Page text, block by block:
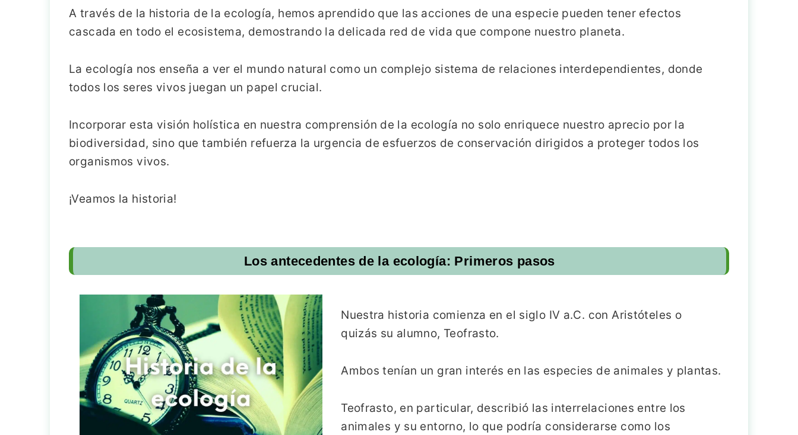
A través de la historia de la ecología, hemos aprendido que las acciones de una especie pueden tener efectos
cascada en todo el ecosistema, demostrando la delicada red de vida que compone nuestro planeta.
La ecología nos enseña a ver el mundo natural como un complejo sistema de relaciones interdependientes, donde
todos los seres vivos juegan un papel crucial.
Incorporar esta visión holística en nuestra comprensión de la ecología no solo enriquece nuestro aprecio por la
biodiversidad, sino que también refuerza la urgencia de esfuerzos de conservación dirigidos a proteger todos los
organismos vivos.
¡Veamos la historia!
Los antecedentes de la ecología: Primeros pasos
Nuestra historia comienza en el siglo IV a.C. con Aristóteles o
quizás su alumno, Teofrasto.
Ambos tenían un gran interés en las especies de animales y plantas.
Teofrasto, en particular, describió las interrelaciones entre los
animales y su entorno, lo que podría considerarse como los